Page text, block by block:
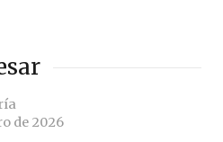
de 2026